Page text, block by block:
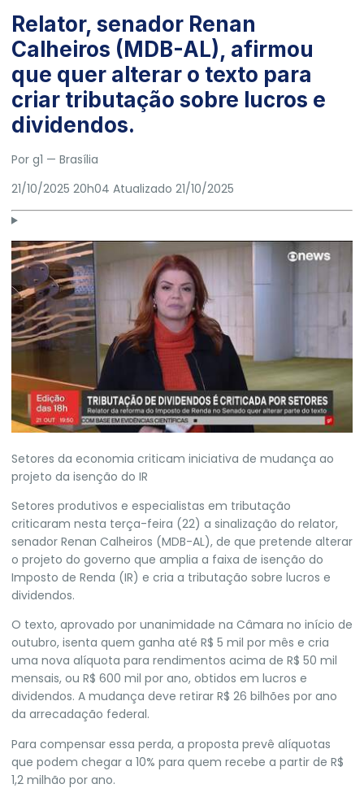
Relator, senador Renan
Calheiros (MDB-AL), afirmou
que quer alterar o texto para
criar tributação sobre lucros e
dividendos.
Por g1 — Brasília
21/10/2025 20h04 Atualizado 21/10/2025
Setores da economia criticam iniciativa de mudança ao
projeto da isenção do IR
Setores produtivos e especialistas em tributação
criticaram nesta terça-feira (22) a sinalização do relator,
senador Renan Calheiros (MDB-AL), de que pretende alterar
o projeto do governo que amplia a faixa de isenção do
Imposto de Renda (IR) e cria a tributação sobre lucros e
dividendos.
O texto, aprovado por unanimidade na Câmara no início de
outubro, isenta quem ganha até R$ 5 mil por mês e cria
uma nova alíquota para rendimentos acima de R$ 50 mil
mensais, ou R$ 600 mil por ano, obtidos em lucros e
dividendos. A mudança deve retirar R$ 26 bilhões por ano
da arrecadação federal.
Para compensar essa perda, a proposta prevê alíquotas
que podem chegar a 10% para quem recebe a partir de R$
1,2 milhão por ano.